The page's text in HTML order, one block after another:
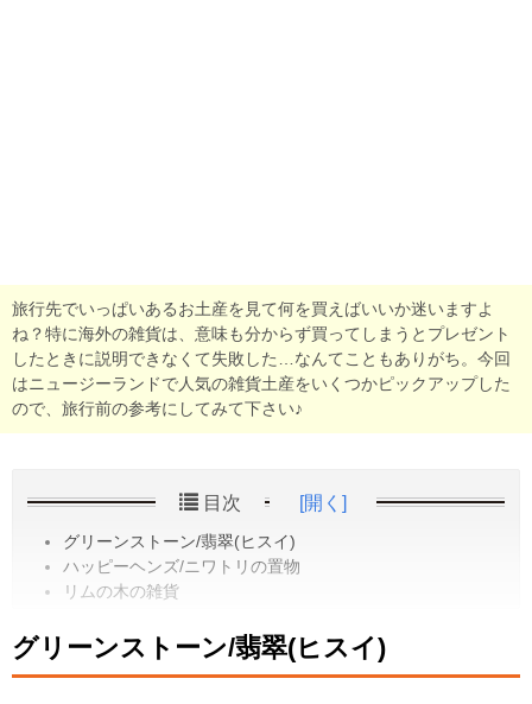
旅行先でいっぱいあるお土産を見て何を買えばいいか迷いますよ
ね？特に海外の雑貨は、意味も分からず買ってしまうとプレゼント
したときに説明できなくて失敗した…なんてこともありがち。今回
はニュージーランドで人気の雑貨土産をいくつかピックアップした
ので、旅行前の参考にしてみて下さい♪
目次 [開く]
グリーンストーン/翡翠(ヒスイ)
ハッピーヘンズ/ニワトリの置物
リムの木の雑貨
グリーンストーン/翡翠(ヒスイ)